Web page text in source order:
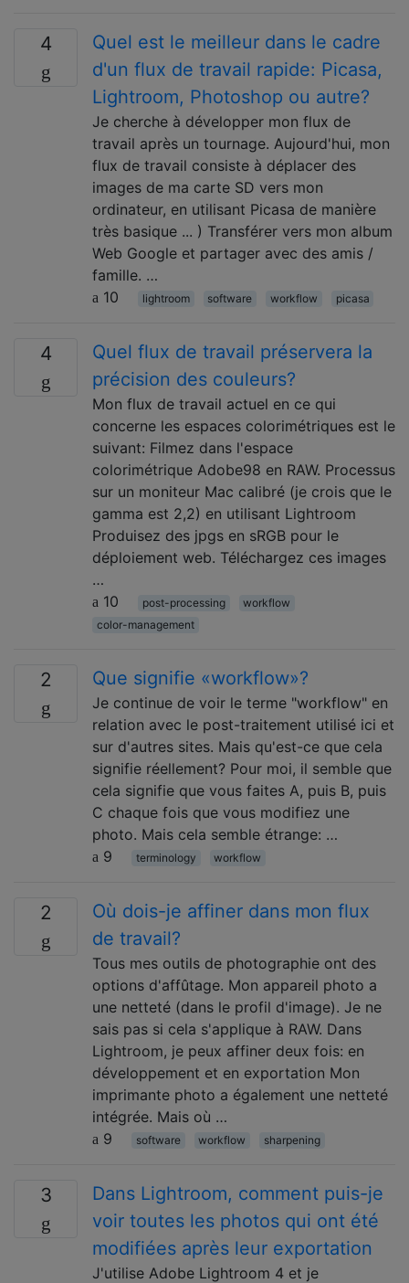
4
Quel est le meilleur dans le cadre
d'un flux de travail rapide: Picasa,
Lightroom, Photoshop ou autre?
Je cherche à développer mon flux de
travail après un tournage. Aujourd'hui, mon
flux de travail consiste à déplacer des
images de ma carte SD vers mon
ordinateur, en utilisant Picasa de manière
très basique ... ) Transférer vers mon album
Web Google et partager avec des amis /
famille. …
10
lightroom software workflow picasa
4
Quel flux de travail préservera la
précision des couleurs?
Mon flux de travail actuel en ce qui
concerne les espaces colorimétriques est le
suivant: Filmez dans l'espace
colorimétrique Adobe98 en RAW. Processus
sur un moniteur Mac calibré (je crois que le
gamma est 2,2) en utilisant Lightroom
Produisez des jpgs en sRGB pour le
déploiement web. Téléchargez ces images
…
10
post-processing
workflow
color-management
2 Que signifie «workflow»?
Je continue de voir le terme "workflow" en
relation avec le post-traitement utilisé ici et
sur d'autres sites. Mais qu'est-ce que cela
signifie réellement? Pour moi, il semble que
cela signifie que vous faites A, puis B, puis
C chaque fois que vous modifiez une
photo. Mais cela semble étrange: …
9
terminology workflow
2
Où dois-je affiner dans mon flux
de travail?
Tous mes outils de photographie ont des
options d'affûtage. Mon appareil photo a
une netteté (dans le profil d'image). Je ne
sais pas si cela s'applique à RAW. Dans
Lightroom, je peux affiner deux fois: en
développement et en exportation Mon
imprimante photo a également une netteté
intégrée. Mais où …
9
software workflow sharpening
3
Dans Lightroom, comment puis-je
voir toutes les photos qui ont été
modifiées après leur exportation
J'utilise Adobe Lightroom 4 et je